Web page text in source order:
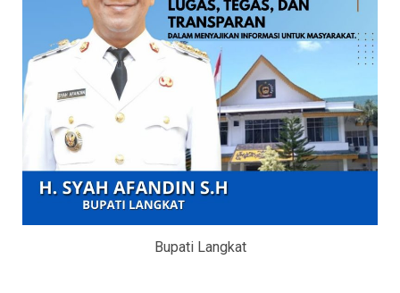
Bupati Langkat